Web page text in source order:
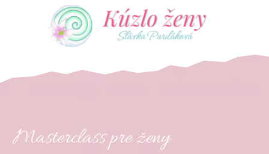
Masterclass pre ženy